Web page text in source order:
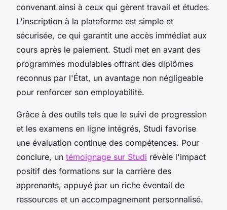
convenant ainsi à ceux qui gèrent travail et études.
L'inscription à la plateforme est simple et
sécurisée, ce qui garantit une accès immédiat aux
cours après le paiement. Studi met en avant des
programmes modulables offrant des diplômes
reconnus par l'État, un avantage non négligeable
pour renforcer son employabilité.
Grâce à des outils tels que le suivi de progression
et les examens en ligne intégrés, Studi favorise
une évaluation continue des compétences. Pour
conclure, un témoignage sur Studi révèle l'impact
positif des formations sur la carrière des
apprenants, appuyé par un riche éventail de
ressources et un accompagnement personnalisé.